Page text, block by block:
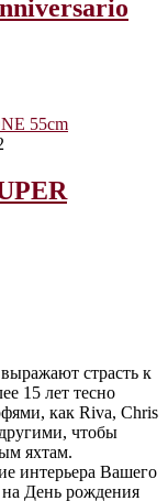
55cm
страсть к
15 лет тесно
как Riva, Chris
чтобы
яхтам.
интерьера Вашего
День рождения